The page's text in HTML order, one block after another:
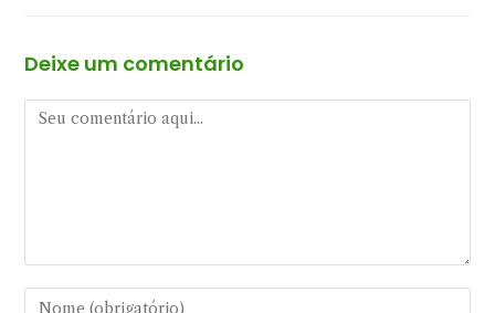
Deixe um comentário
Comentário
Digite